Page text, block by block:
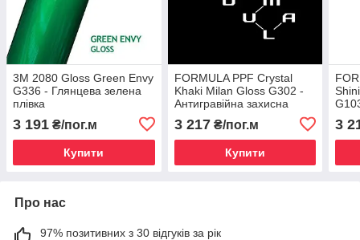
3M 2080 Gloss Green Envy
G336 - Глянцева зелена
плівка
3 191 ₴/пог.м
Купити
FORMULA PPF Crystal
Khaki Milan Gloss G302 -
Антигравійна захисна
бежева плівка (глянцева)
1.52 m
3 217₴/пог.м
Купити
3
Про нас
97% позитивних з 30 відгуків за рік